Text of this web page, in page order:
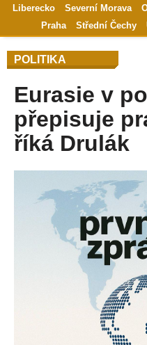
Liberecko
Severní Morava
Praha
Střední Čechy
POLITIKA
Eurasie v
přepisuje
říká Drulák